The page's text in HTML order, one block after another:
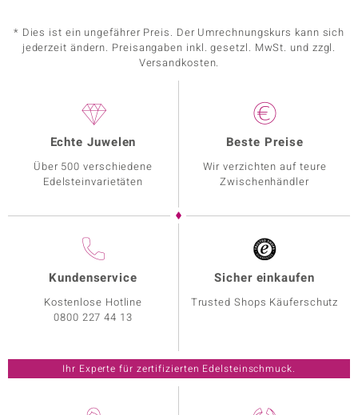
* Dies ist ein ungefährer Preis. Der Umrechnungskurs kann sich
jederzeit ändern. Preisangaben inkl. gesetzl. MwSt. und zzgl.
Versandkosten.
Echte Juwelen
Über 500 verschiedene
Edelsteinvarietäten
Beste Preise
Wir verzichten auf teure
Zwischenhändler
Kundenservice
Kostenlose Hotline
0800 227 44 13
Sicher einkaufen
Trusted Shops Käuferschutz
Ihr Experte für zertifizierten Edelsteinschmuck.